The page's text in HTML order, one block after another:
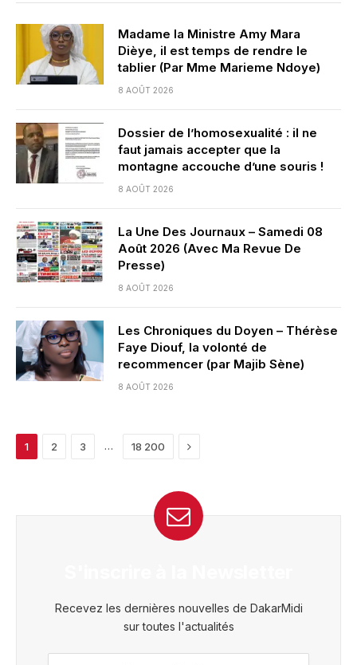
Madame la Ministre Amy Mara
Dièye, il est temps de rendre le
tablier (Par Mme Marieme Ndoye)
8 AOÛT 2026
Dossier de l’homosexualité : il ne
faut jamais accepter que la
montagne accouche d’une souris !
8 AOÛT 2026
La Une Des Journaux – Samedi 08
Août 2026 (Avec Ma Revue De
Presse)
8 AOÛT 2026
Les Chroniques du Doyen – Thérèse
Faye Diouf, la volonté de
recommencer (par Majib Sène)
8 AOÛT 2026
1 2 3 … 18 200 Next
Recevez les dernières nouvelles de DakarMidi
sur toutes l'actualités